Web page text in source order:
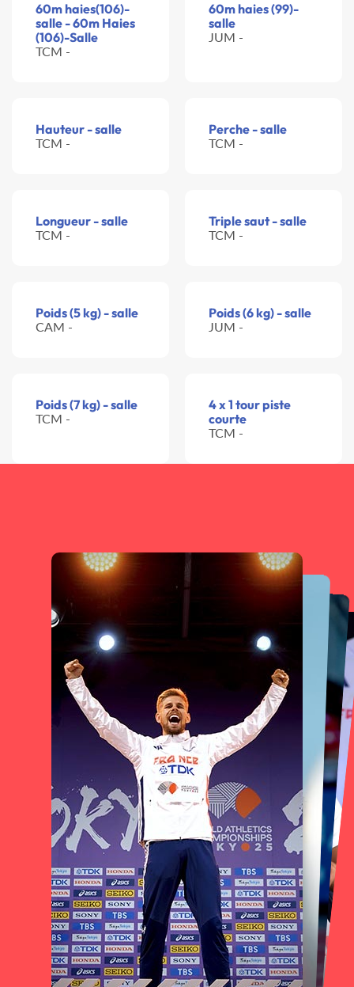
60m haies(106)-
salle - 60m Haies
(106)-Salle
TCM -
60m haies (99)-
salle
JUM -
Hauteur - salle
TCM -
Perche - salle
TCM -
Longueur - salle
TCM -
Triple saut - salle
TCM -
Poids (5 kg) - salle
CAM -
Poids (6 kg) - salle
JUM -
Poids (7 kg) - salle
TCM -
4 x 1 tour piste
courte
TCM -